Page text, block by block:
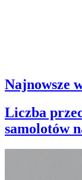
Najnowsze
Liczba
samolotów